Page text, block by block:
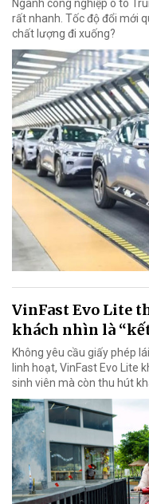
Ngành công nghiệp ô tô
rất nhanh. Tốc độ đổi mới
chất lượng đi xuống?
VinFast Evo Lite
khách nhìn là
Không yêu cầu giấy phép
linh hoạt, VinFast Evo Lite
sinh viên mà còn thu hút